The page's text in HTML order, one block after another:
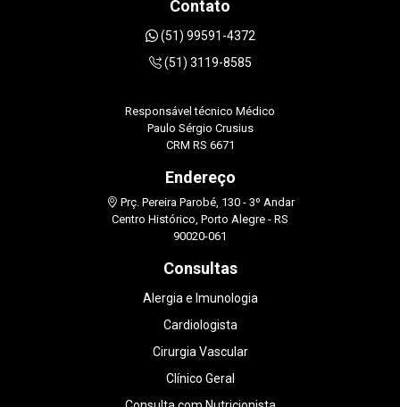
Contato
(51) 99591-4372
(51) 3119-8585
Responsável técnico Médico
Paulo Sérgio Crusius
CRM RS 6671
Endereço
Prç. Pereira Parobé, 130 - 3º Andar
Centro Histórico, Porto Alegre - RS
90020-061
Consultas
Alergia e Imunologia
Cardiologista
Cirurgia Vascular
Clínico Geral